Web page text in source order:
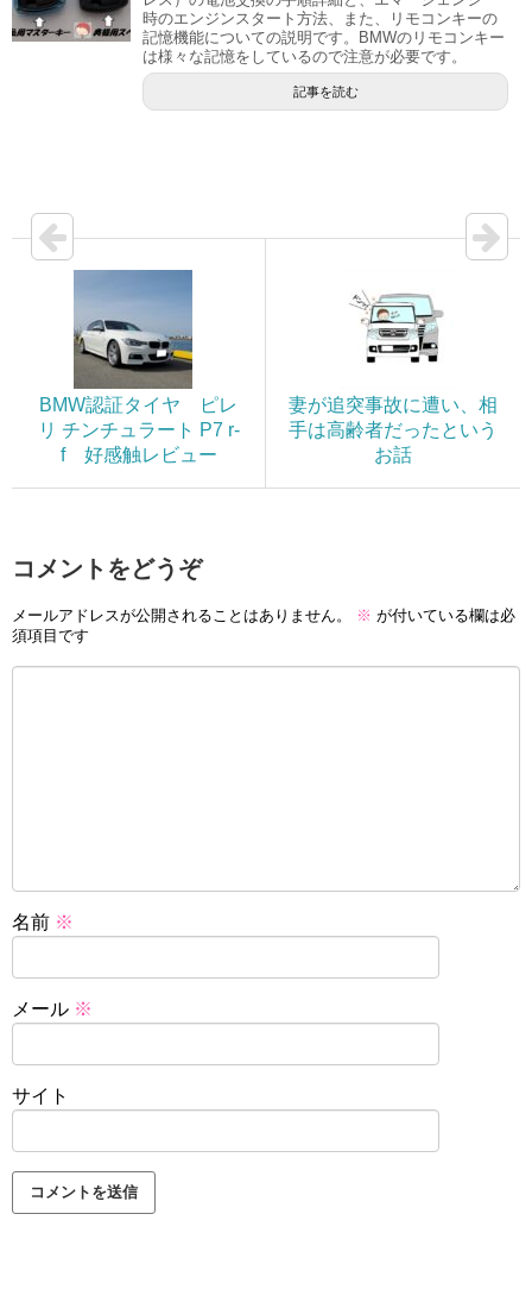
時のエンジンスタート方法、また、リモコンキーの
記憶機能についての説明です。BMWのリモコンキー
は様々な記憶をしているので注意が必要です。
記事を読む
BMW認証タイヤ ピレ
リ チンチュラート P7 r-
f 好感触レビュー
妻が追突事故に遭い、相
手は高齢者だったという
お話
コメントをどうぞ
メールアドレスが公開されることはありません。 ※ が付いている欄は必
須項目です
名前 ※
メール ※
サイト